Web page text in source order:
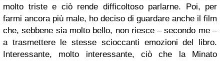
molto triste e ciò rende difficoltoso parlarne. Poi, per
farmi ancora più male, ho deciso di guardare anche il film
che, sebbene sia molto bello, non riesce – secondo me –
a trasmettere le stesse scioccanti emozioni del libro.
Interessante, molto interessante, ciò che la Minato